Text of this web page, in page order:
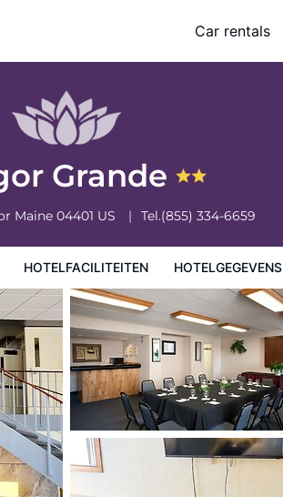
Car rentals
Grande
Maine 04401 US Tel.(855) 334-6659
HOTELFACILITEITEN HOTELGEGEVENS